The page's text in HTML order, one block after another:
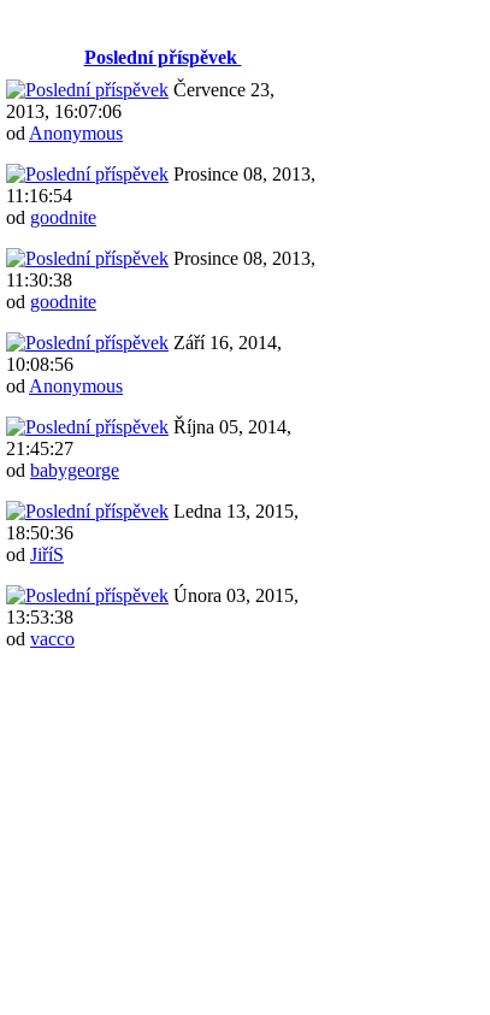
Poslední příspěvek
Července 23,
2013, 16:07:06
od Anonymous
Prosince 08, 2013,
11:16:54
od goodnite
Prosince 08, 2013,
11:30:38
od goodnite
Září 16, 2014,
10:08:56
od Anonymous
Října 05, 2014,
21:45:27
od babygeorge
Ledna 13, 2015,
18:50:36
od JiříS
Února 03, 2015,
13:53:38
od vacco